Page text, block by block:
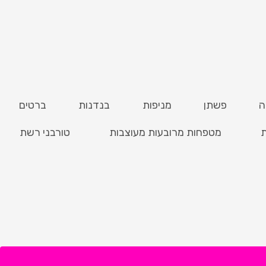
פשתן מניפות בנדנות ברטים
מטפחות מרובעות מעוצבות טורבני רשת